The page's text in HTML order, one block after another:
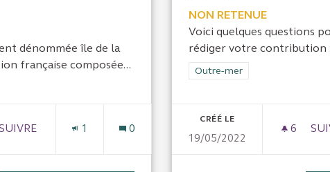
dénommée île de la
française composée...
: Outre-mer
ABONNÉS
LA VALORISATION ET L'EXPLOITATION D'UN TERRITOIRE DE LA
1 0
NON RETENUE
Voici quelques questions
rédiger votre contribution
Filtrer les résultats de la
Outre-mer
CRÉÉ LE
19/05/2022
6 6